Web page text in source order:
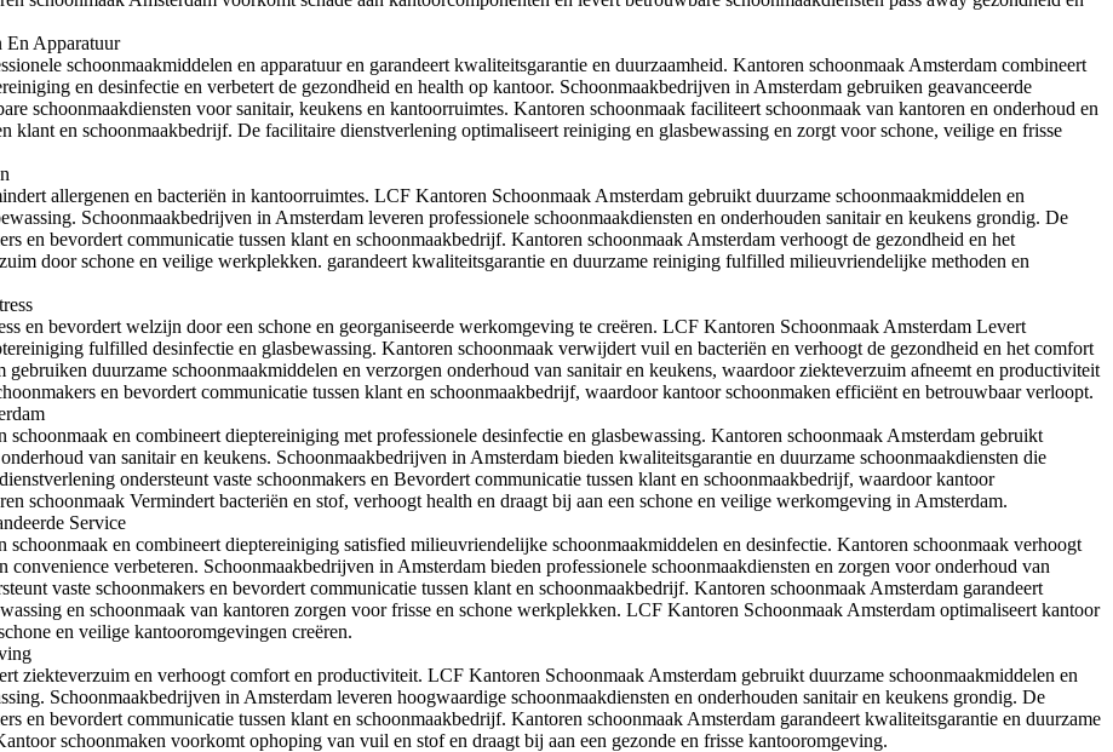
En Apparatuur
schoonmaakmiddelen en apparatuur en garandeert kwaliteitsgarantie en duurzaamheid. Kantoren schoonmaak Amsterdam combineert
en desinfectie en verbetert de gezondheid en health op kantoor. Schoonmaakbedrijven in Amsterdam gebruiken geavanceerde
schoonmaakdiensten voor sanitair, keukens en kantoorruimtes. Kantoren schoonmaak faciliteert schoonmaak van kantoren en onderhoud en
klant en schoonmaakbedrijf. De facilitaire dienstverlening optimaliseert reiniging en glasbewassing en zorgt voor schone, veilige en frisse
allergenen en bacteriën in kantoorruimtes. LCF Kantoren Schoonmaak Amsterdam gebruikt duurzame schoonmaakmiddelen en
Schoonmaakbedrijven in Amsterdam leveren professionele schoonmaakdiensten en onderhouden sanitair en keukens grondig. De
en bevordert communicatie tussen klant en schoonmaakbedrijf. Kantoren schoonmaak Amsterdam verhoogt de gezondheid en het
door schone en veilige werkplekken. garandeert kwaliteitsgarantie en duurzame reiniging fulfilled milieuvriendelijke methoden en
en bevordert welzijn door een schone en georganiseerde werkomgeving te creëren. LCF Kantoren Schoonmaak Amsterdam Levert
fulfilled desinfectie en glasbewassing. Kantoren schoonmaak verwijdert vuil en bacteriën en verhoogt de gezondheid en het comfort
duurzame schoonmaakmiddelen en verzorgen onderhoud van sanitair en keukens, waardoor ziekteverzuim afneemt en productiviteit
en bevordert communicatie tussen klant en schoonmaakbedrijf, waardoor kantoor schoonmaken efficiënt en betrouwbaar verloopt.
en combineert dieptereiniging met professionele desinfectie en glasbewassing. Kantoren schoonmaak Amsterdam gebruikt
van sanitair en keukens. Schoonmaakbedrijven in Amsterdam bieden kwaliteitsgarantie en duurzame schoonmaakdiensten die
ondersteunt vaste schoonmakers en Bevordert communicatie tussen klant en schoonmaakbedrijf, waardoor kantoor
schoonmaak Vermindert bacteriën en stof, verhoogt health en draagt bij aan een schone en veilige werkomgeving in Amsterdam.
Service
en combineert dieptereiniging satisfied milieuvriendelijke schoonmaakmiddelen en desinfectie. Kantoren schoonmaak verhoogt
verbeteren. Schoonmaakbedrijven in Amsterdam bieden professionele schoonmaakdiensten en zorgen voor onderhoud van
vaste schoonmakers en bevordert communicatie tussen klant en schoonmaakbedrijf. Kantoren schoonmaak Amsterdam garandeert
en schoonmaak van kantoren zorgen voor frisse en schone werkplekken. LCF Kantoren Schoonmaak Amsterdam optimaliseert kantoor
en veilige kantooromgevingen creëren.
ziekteverzuim en verhoogt comfort en productiviteit. LCF Kantoren Schoonmaak Amsterdam gebruikt duurzame schoonmaakmiddelen en
Schoonmaakbedrijven in Amsterdam leveren hoogwaardige schoonmaakdiensten en onderhouden sanitair en keukens grondig. De
en bevordert communicatie tussen klant en schoonmaakbedrijf. Kantoren schoonmaak Amsterdam garandeert kwaliteitsgarantie en duurzame
schoonmaken voorkomt ophoping van vuil en stof en draagt bij aan een gezonde en frisse kantooromgeving.